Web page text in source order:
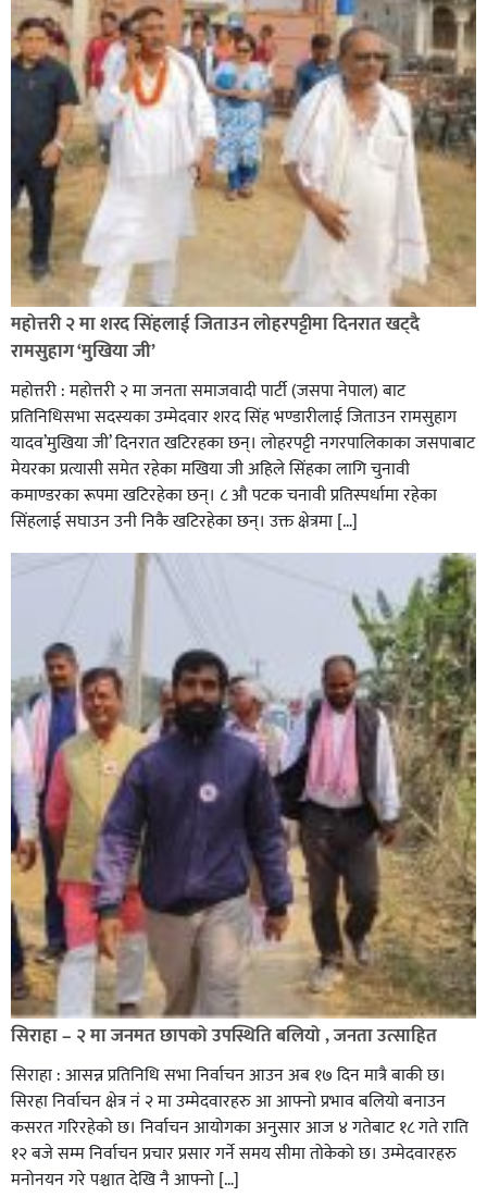
सिराहा-२ मा संजय यादव भिड्ने !
रक्तदान सेवामा जिल्लामै दोस्रो स्थान ल्याएकोमा जनमत नेताद्वय
रेडक्रस सिराहा द्वारा सम्मानित
सिराहाको औरहीमा जेन-जी भेला सम्पन्न
महोत्तरी २ मा शरद सिंहलाई जिताउन लोहरपट्टीमा दिनरात खट्दै
रामसुहाग ‘मुखिया जी’
महोत्तरी : महोत्तरी २ मा जनता समाजवादी पार्टी (जसपा नेपाल) बाट
प्रतिनिधिसभा सदस्यका उम्मेदवार शरद सिंह भण्डारीलाई जिताउन रामसुहाग
यादव’मुखिया जी’ दिनरात खटिरहका छन्। लोहरपट्टी नगरपालिकाका जसपाबाट
मेयरका प्रत्यासी समेत रहेका मखिया जी अहिले सिंहका लागि चुनावी
कमाण्डरका रूपमा खटिरहेका छन्। ८ औ पटक चनावी प्रतिस्पर्धामा रहेका
सिंहलाई सघाउन उनी निकै खटिरहेका छन्। उक्त क्षेत्रमा […]
सिराहा – २ मा जनमत छापको उपस्थिति बलियो , जनता उत्साहित
सिराहा : आसन्न प्रतिनिधि सभा निर्वाचन आउन अब १७ दिन मात्रै बाकी छ।
सिरहा निर्वाचन क्षेत्र नं २ मा उम्मेदवारहरु आ आफ्नो प्रभाव बलियो बनाउन
कसरत गरिरहेको छ। निर्वाचन आयोगका अनुसार आज ४ गतेबाट १८ गते राति
१२ बजे सम्म निर्वाचन प्रचार प्रसार गर्ने समय सीमा तोकेको छ। उम्मेदवारहरु
मनोनयन गरे पश्चात देखि नै आफ्नो […]